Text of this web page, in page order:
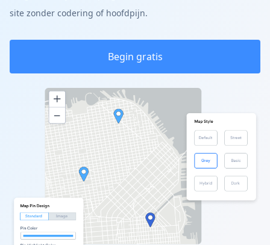
site zonder codering of hoofdpijn.
Begin gratis